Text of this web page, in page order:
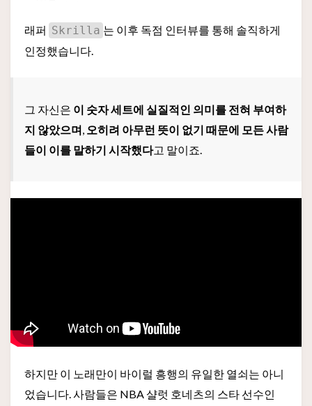
래퍼 Skrilla 는 이후 독점 인터뷰를 통해 솔직하게
인정했습니다.
그 자신은 이 숫자 세트에 실질적인 의미를 전혀 부여하
지 않았으며, 오히려 아무런 뜻이 없기 때문에 모든 사람
들이 이를 말하기 시작했다고 말이죠.
하지만 이 노래만이 바이럴 흥행의 유일한 열쇠는 아니
었습니다. 사람들은 NBA 샬럿 호네츠의 스타 선수인